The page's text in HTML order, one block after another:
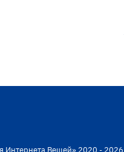
Интернета Вещей» 2020 - 2026